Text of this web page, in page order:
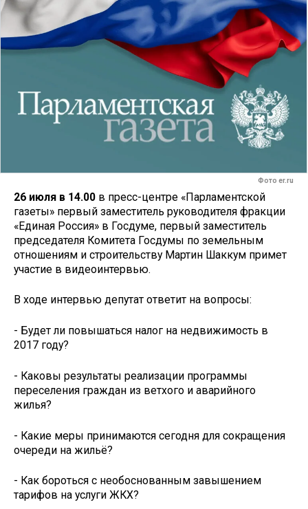
Фото er.ru
26 июля в 14.00 в пресс-центре «Парламентской
газеты» первый заместитель руководителя фракции
«Единая Россия» в Госдуме, первый заместитель
председателя Комитета Госдумы по земельным
отношениям и строительству Мартин Шаккум примет
участие в видеоинтервью.
В ходе интервью депутат ответит на вопросы:
- Будет ли повышаться налог на недвижимость в
2017 году?
- Каковы результаты реализации программы
переселения граждан из ветхого и аварийного
жилья?
- Какие меры принимаются сегодня для сокращения
очереди на жильё?
- Как бороться с необоснованным завышением
тарифов на услуги ЖКХ?